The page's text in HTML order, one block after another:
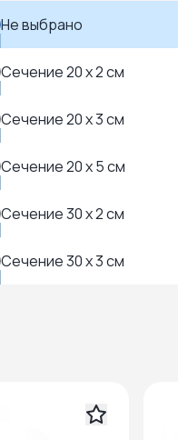
Не выбрано
Сечение 20 x 2 см
Сечение 20 x 3 см
Сечение 20 x 5 см
Сечение 30 x 2 см
Сечение 30 x 3 см